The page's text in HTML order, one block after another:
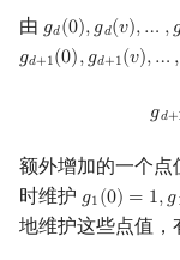
由 𝑔𝑑(0),𝑔𝑑(𝑣),… ,
gd(0),gd(v), …, gd
𝑔𝑑+1(0),𝑔𝑑+1(𝑣),… ,
gd+1(0),gd+1(v),…, g
𝑔𝑑+
额外增加的一个点
时维护 𝑔1(0) = 1,𝑔
g1(0) =1, g1(v
地维护这些点值，